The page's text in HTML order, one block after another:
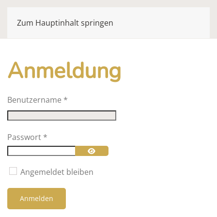
Zum Hauptinhalt springen
Anmeldung
Benutzername *
Passwort *
Passwort anzeigen
Angemeldet bleiben
Anmelden